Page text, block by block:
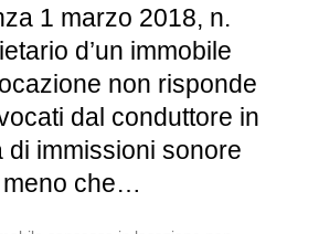
1 marzo 2018, n.
d’un immobile
non risponde
dal conduttore in
di immissioni sonore
meno che…